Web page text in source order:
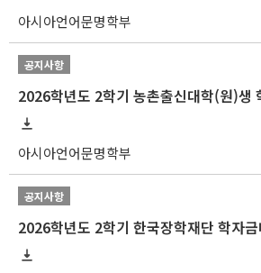
아시아언어문명학부
공지사항
2026학년도 2학기 농촌출신대학(원)생
아시아언어문명학부
공지사항
2026학년도 2학기 한국장학재단 학자